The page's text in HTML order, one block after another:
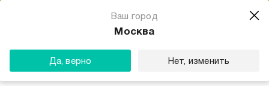
Ваш город
Москва
Да, верно Нет, изменить
Магазин одежды для тебя